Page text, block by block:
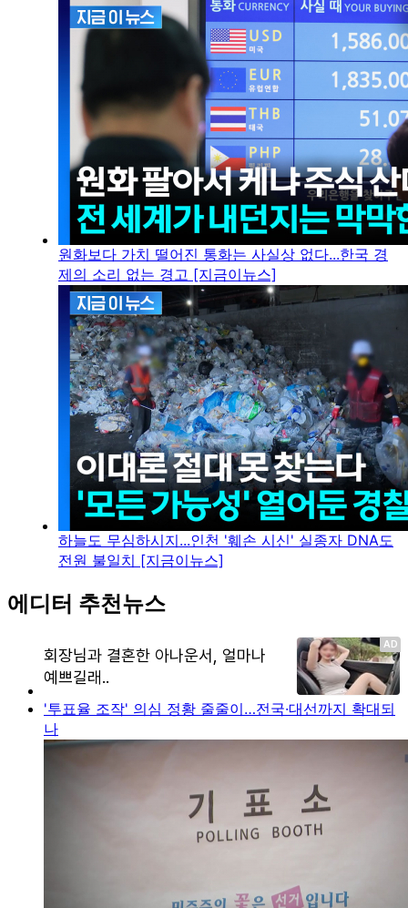
원화보다 가치 떨어진 통화는 사실상 없다...한국 경
제의 소리 없는 경고 [지금이뉴스]
하늘도 무심하시지...인천 '훼손 시신' 실종자 DNA도
전원 불일치 [지금이뉴스]
에디터 추천뉴스
'투표율 조작' 의심 정황 줄줄이…전국·대선까지 확대되
나